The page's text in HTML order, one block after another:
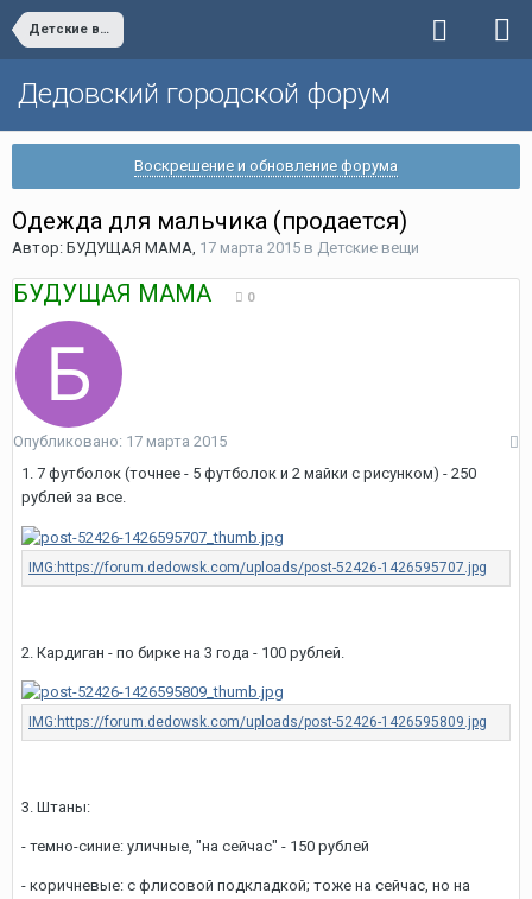
Детские вещи
Дедовский городской форум
Воскрешение и обновление форума
Одежда для мальчика (продается)
Автор: БУДУЩАЯ МАМА, 17 марта 2015 в Детские вещи
БУДУЩАЯ МАМА 0
Опубликовано: 17 марта 2015
1. 7 футболок (точнее - 5 футболок и 2 майки с рисунком) - 250
рублей за все.
2. Кардиган - по бирке на 3 года - 100 рублей.
3. Штаны:
- темно-синие: уличные, "на сейчас" - 150 рублей
- коричневые: с флисовой подкладкой; тоже на сейчас, но на